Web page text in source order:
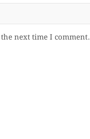
next time I comment.